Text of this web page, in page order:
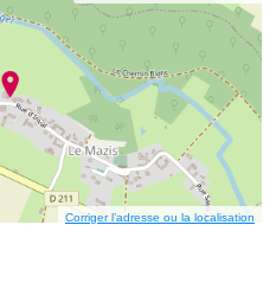
Corriger l’adresse ou la localisation